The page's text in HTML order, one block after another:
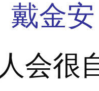
戴金
很自